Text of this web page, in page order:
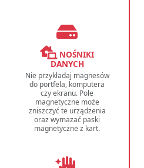
NOŚNIKI
DANYCH
Nie przykładaj magnesów
do portfela, komputera
czy ekranu. Pole
magnetyczne może
zniszczyć te urządzenia
oraz wymazać paski
magnetyczne z kart.